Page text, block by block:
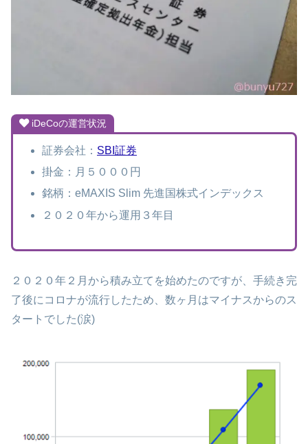
iDeCoの運営状況
証券会社： SBI証券
掛金：月５０００円
銘柄：eMAXIS Slim 先進国株式インデックス
２０２０年から運用３年目
２０２０年２月から積み立てを始めたのですが、手続き完
了後にコロナが流行したため、数ヶ月はマイナスからのス
タートでした(涙)